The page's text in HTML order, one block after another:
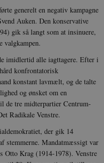
generelt en negativ kampagne
Auken. Den konservative
gik så langt som at insinuere,
valgkampen.
imidlertid alle iagttagere. Efter i
konfrontatorisk
konstant lavmælt, og de talte
og ønsket om en
de tre midterpartier Centrum-
Radikale Venstre.
der gik 14
stemmerne. Mandatmæssigt var
Otto Krag (1914-1978). Venstre
sekunder